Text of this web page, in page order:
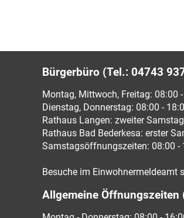
Bürgerbüro (Tel.: 04743
Montag, Mittwoch, Freitag: 08:00
Dienstag, Donnerstag: 08:00 -
Rathaus Langen: zweiter
Rathaus Bad Bederkesa: erster
Samstagsöffnungszeiten: 08:00 -
Besuche im Einwohnermeldeamt
Allgemeine Öffnungszeiten